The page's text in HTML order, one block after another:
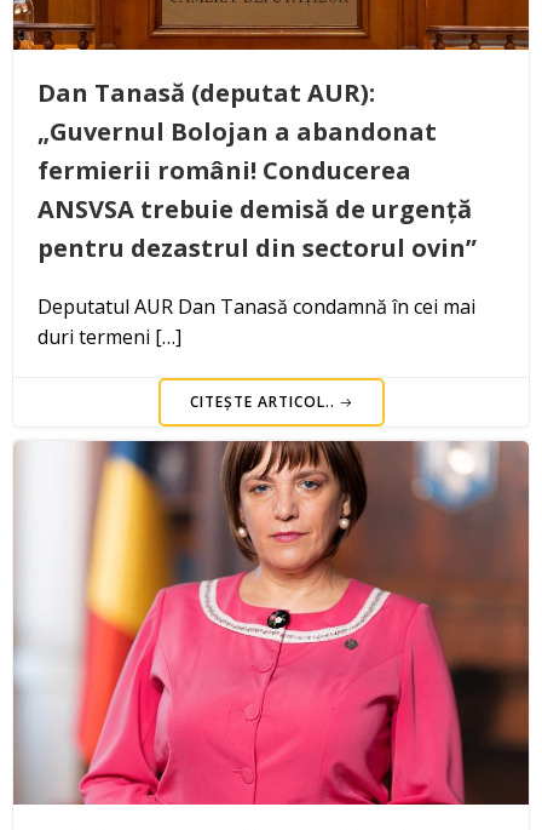
Dan Tanasă (deputat AUR):
„Guvernul Bolojan a abandonat
fermierii români! Conducerea
ANSVSA trebuie demisă de urgență
pentru dezastrul din sectorul ovin”
Deputatul AUR Dan Tanasă condamnă în cei mai
duri termeni […]
CITEȘTE ARTICOL..